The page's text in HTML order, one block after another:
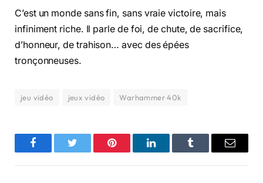
C’est un monde sans fin, sans vraie victoire, mais
infiniment riche. Il parle de foi, de chute, de sacrifice,
d’honneur, de trahison… avec des épées
tronçonneuses.
jeu vidéo jeux vidéo Warhammer 40k
FacebookTwitter Pinterest LinkedInTumblr Email